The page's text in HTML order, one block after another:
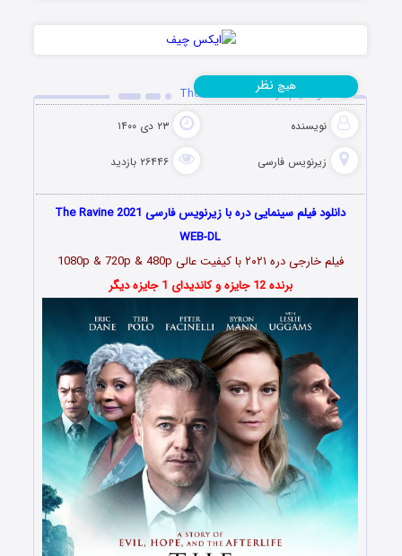
دانلود فیلم دره The Ravine 2021
نویسنده ۲۳ دی ۱۴۰۰
زیرنویس فارسی ۲۶۴۴۶ بازدید
هیچ نظر
دانلود فیلم سینمایی دره با زیرنویس فارسی The Ravine 2021
WEB-DL
فیلم خارجی دره
با کیفیت عالی 1080p & 720p & 480p
برنده 12 جایزه و کاندیدای 1 جایزه دیگر